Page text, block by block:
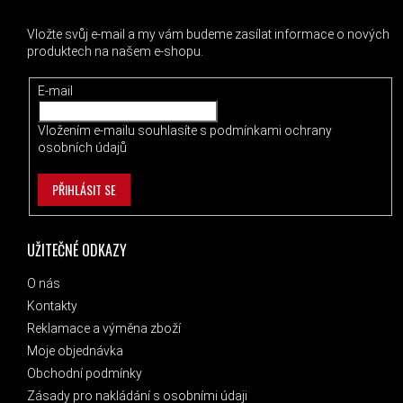
UŽITEČNÉ ODKAZY
O nás
Kontakty
Reklamace a výměna zboží
Moje objednávka
Obchodní podmínky
Zásady pro nakládání s osobními údaji
Vložte svůj e-mail a my vám budeme zasílat informace o nových
produktech na našem e-shopu.
E-mail
Vložením e-mailu souhlasíte s podmínkami ochrany
osobních údajů
PŘIHLÁSIT SE